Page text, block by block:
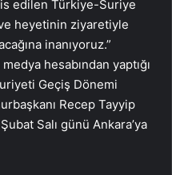
edilen Türkiye-Suriye
heyetinin ziyaretiyle
inanıyoruz.”
hesabından yaptığı
Geçiş Dönemi
Recep Tayyip
Salı günü Ankara’ya